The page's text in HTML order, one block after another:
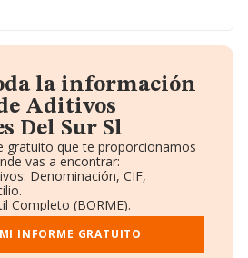
la información
Aditivos
Del Sur Sl
gratuito que te proporcionamos
vas a encontrar:
Denominación, CIF,
Completo (BORME).
Ventas y Empleados.
y Administradores.
INFORME GRATUITO